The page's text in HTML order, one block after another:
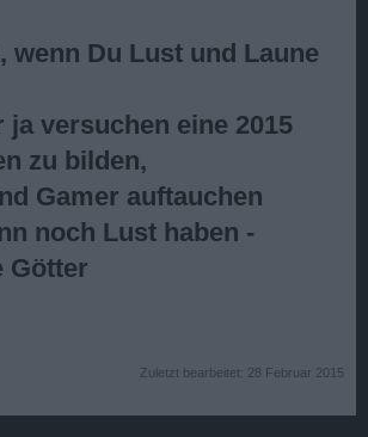
, wenn Du Lust und Laune
ja versuchen eine 2015
zu bilden,
Gamer auftauchen
noch Lust haben -
Götter
Zuletzt bearbeitet: 28 Februar 2015